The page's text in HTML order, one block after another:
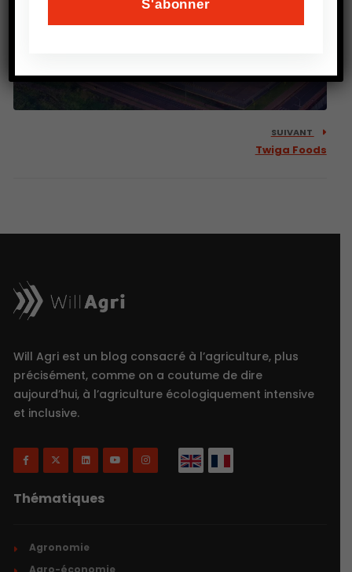
SUIVANT
Twiga Foods
Will Agri est un blog consacré à l’agriculture, plus
précisément, comme on a coutume de dire
aujourd’hui, à l’agriculture écologiquement intensive
et inclusive.
Thématiques
Agronomie
Agro-économie